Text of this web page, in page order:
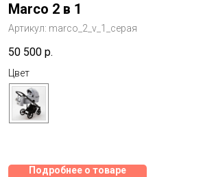
Marco 2 в 1
Артикул: marco_2_v_1_серая
50 500 р.
Цвет
Подробнее о товаре